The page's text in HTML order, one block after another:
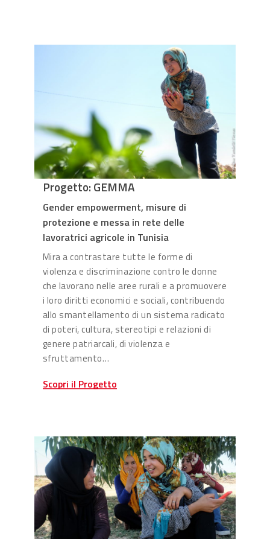
Progetto: GEMMA
Gender empowerment, misure di
protezione e messa in rete delle
lavoratrici agricole in Tunisia
Mira a contrastare tutte le forme di
violenza e discriminazione contro le donne
che lavorano nelle aree rurali e a promuovere
i loro diritti economici e sociali, contribuendo
allo smantellamento di un sistema radicato
di poteri, cultura, stereotipi e relazioni di
genere patriarcali, di violenza e
sfruttamento…
Scopri il Progetto